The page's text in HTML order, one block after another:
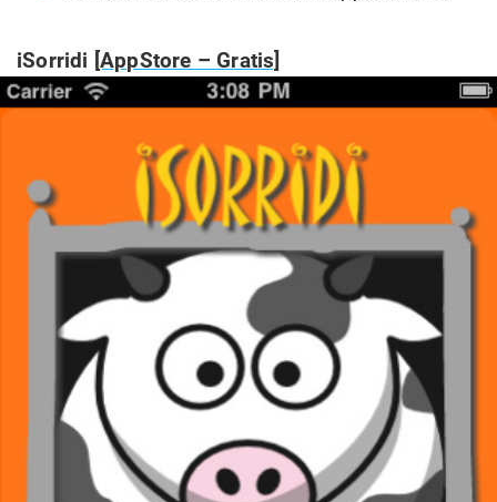
iSorridi [AppStore – Gratis]